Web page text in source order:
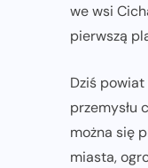
we wsi
pierwszą
Dziś
przemysłu
można się
miasta,